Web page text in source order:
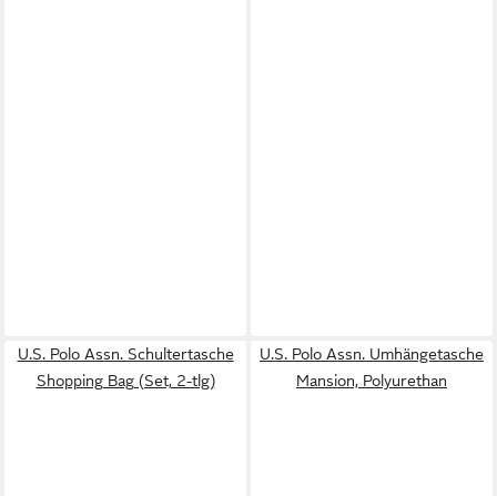
U.S. Polo Assn. Schultertasche
Shopping Bag (Set, 2-tlg)
U.S. Polo Assn. Umhängetasche
Mansion, Polyurethan